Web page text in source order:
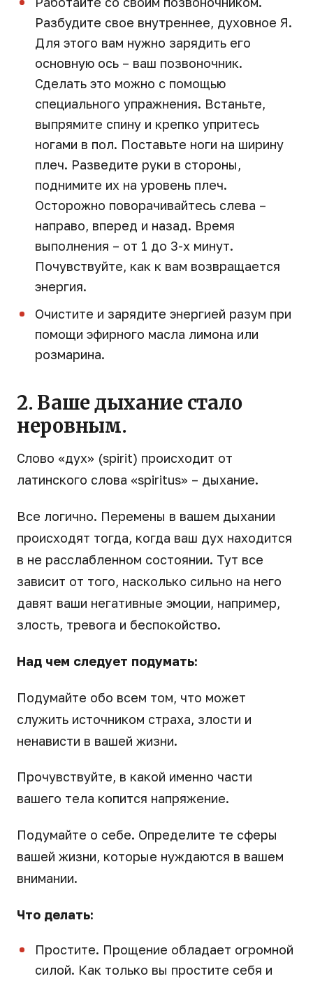
Разбудите свое внутреннее, духовное Я.
Для этого вам нужно зарядить его
основную ось – ваш позвоночник.
Сделать это можно с помощью
специального упражнения. Встаньте,
выпрямите спину и крепко упритесь
ногами в пол. Поставьте ноги на ширину
плеч. Разведите руки в стороны,
поднимите их на уровень плеч.
Осторожно поворачивайтесь слева –
направо, вперед и назад. Время
выполнения – от 1 до 3-х минут.
Почувствуйте, как к вам возвращается
энергия.
Очистите и зарядите энергией разум при
помощи эфирного масла лимона или
розмарина.
2. Ваше дыхание стало
неровным.
Слово «дух» (spirit) происходит от
латинского слова «spiritus» – дыхание.
Все логично. Перемены в вашем дыхании
происходят тогда, когда ваш дух находится
в не расслабленном состоянии. Тут все
зависит от того, насколько сильно на него
давят ваши негативные эмоции, например,
злость, тревога и беспокойство.
Над чем следует подумать:
Подумайте обо всем том, что может
служить источником страха, злости и
ненависти в вашей жизни.
Прочувствуйте, в какой именно части
вашего тела копится напряжение.
Подумайте о себе. Определите те сферы
вашей жизни, которые нуждаются в вашем
внимании.
Что делать:
Простите. Прощение обладает огромной
силой. Как только вы простите себя и